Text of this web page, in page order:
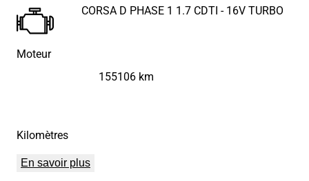
Moteur
CORSA D PHASE 1 1.7 CDTI - 16V TURBO
Kilomètres
155106 km
En savoir plus